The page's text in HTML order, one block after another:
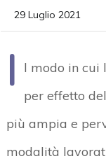
29 Luglio 2021
I
l modo in cui
per effetto
più ampia e
modalità